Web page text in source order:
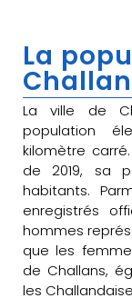
La
La ville de
population
kilomètre
de 2019, sa
habitants.
enregistrés
hommes
que les
de Challans,
les